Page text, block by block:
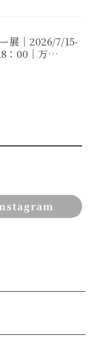
展｜2026/7/15-
：00｜万…